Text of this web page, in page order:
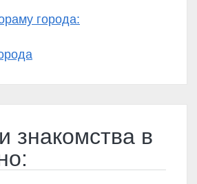
города:
знакомства в